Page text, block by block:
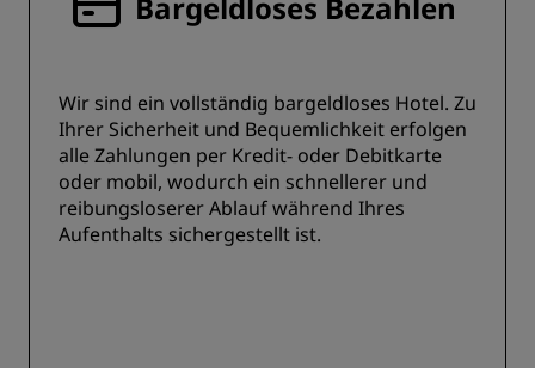
Wir sind ein vollständig bargeldloses Hotel. Zu
Ihrer Sicherheit und Bequemlichkeit erfolgen
alle Zahlungen per Kredit- oder Debitkarte
oder mobil, wodurch ein schnellerer und
reibungsloserer Ablauf während Ihres
Aufenthalts sichergestellt ist.